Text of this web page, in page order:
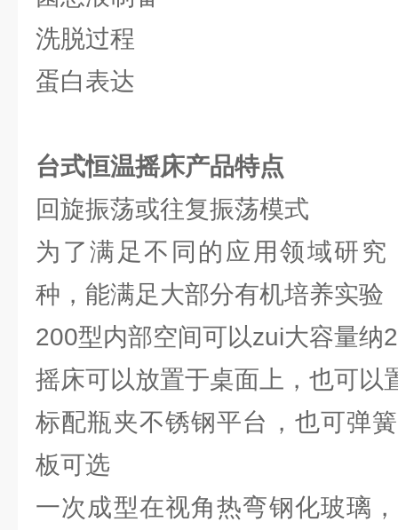
洗脱过程
蛋白表达
台式恒温摇床产品特点
回旋振荡或往复振荡模式
为了满足不同的应用领域研
种，能满足大部分有机培养实验
200型内部空间可以zui大容量纳
摇床可以放置于桌面上，也可以
标配瓶夹不锈钢平台，也可弹
板可选
一次成型在视角热弯钢化玻璃